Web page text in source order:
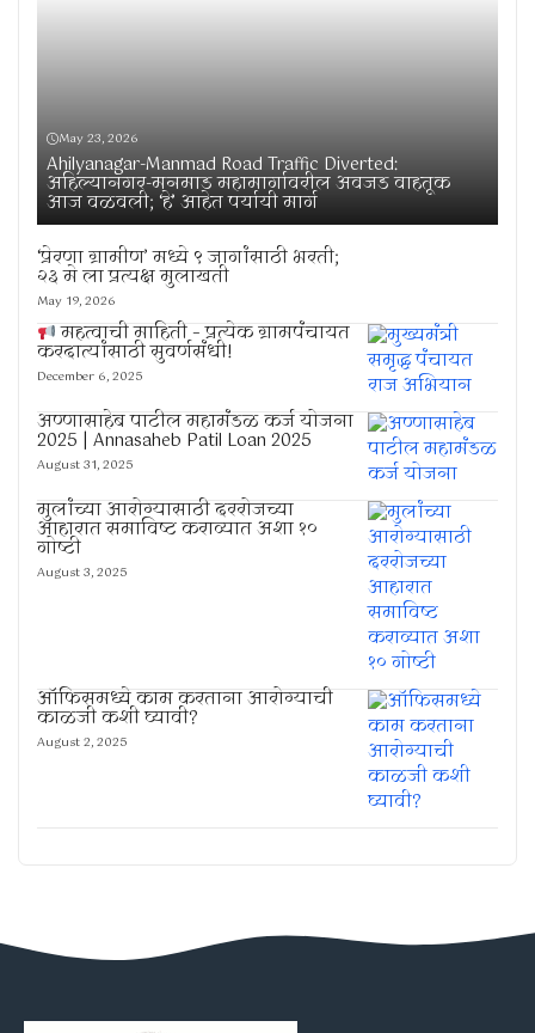
May 23, 2026
Ahilyanagar-Manmad Road Traffic Diverted:
अहिल्यानगर-मनमाड महामार्गावरील अवजड वाहतूक
आज वळवली; ‘हे’ आहेत पर्यायी मार्ग
‘प्रेरणा ग्रामीण’ मध्ये ९ जागांसाठी भरती;
२३ मे ला प्रत्यक्ष मुलाखती
May 19, 2026
महत्वाची माहिती – प्रत्येक ग्रामपंचायत
करदात्यांसाठी सुवर्णसंधी!
December 6, 2025
अण्णासाहेब पाटील महामंडळ कर्ज योजना
2025 | Annasaheb Patil Loan 2025
August 31, 2025
मुलांच्या आरोग्यासाठी दररोजच्या
आहारात समाविष्ट कराव्यात अशा १०
गोष्टी
August 3, 2025
ऑफिसमध्ये काम करताना आरोग्याची
काळजी कशी घ्यावी?
August 2, 2025